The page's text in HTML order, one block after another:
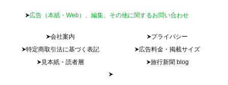
広告（本紙・Web）、編集、その他に関するお問い合わせ
会社案内
プライバシー
特定商取引法に基づく表記
広告料金・掲載サイズ
見本紙・読者層
旅行新聞 blog